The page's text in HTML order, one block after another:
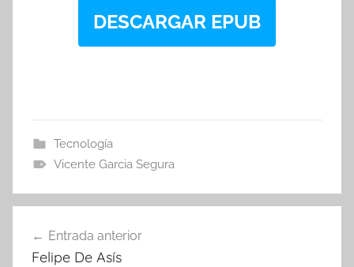
DESCARGAR EPUB
Tecnología
Vicente Garcia Segura
de
Entrada anterior
Felipe De Asís